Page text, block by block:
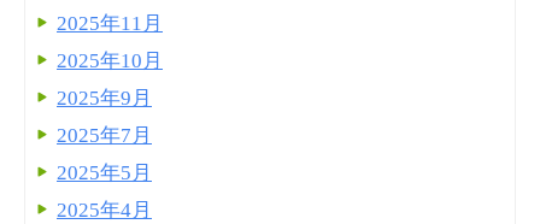
2025年11月
2025年10月
2025年9月
2025年7月
2025年5月
2025年4月